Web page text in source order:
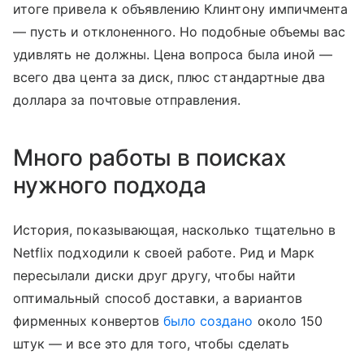
итоге привела к объявлению Клинтону импичмента
— пусть и отклоненного. Но подобные объемы вас
удивлять не должны. Цена вопроса была иной —
всего два цента за диск, плюс стандартные два
доллара за почтовые отправления.
Много работы в поисках
нужного подхода
История, показывающая, насколько тщательно в
Netflix подходили к своей работе. Рид и Марк
пересылали диски друг другу, чтобы найти
оптимальный способ доставки, а вариантов
фирменных конвертов было создано около 150
штук — и все это для того, чтобы сделать